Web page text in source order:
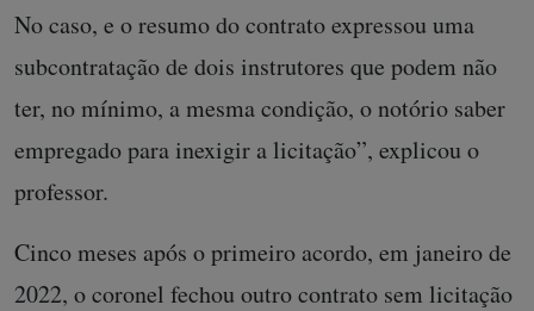
No caso, e o resumo do contrato expressou uma
subcontratação de dois instrutores que podem não
ter, no mínimo, a mesma condição, o notório saber
empregado para inexigir a licitação”, explicou o
professor.
Cinco meses após o primeiro acordo, em janeiro de
2022, o coronel fechou outro contrato sem licitação